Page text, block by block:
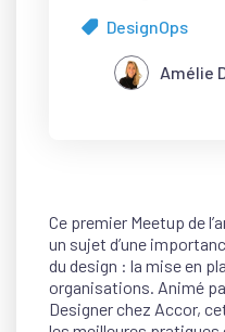
DesignOps
Amélie
Ce premier Meetup de
un sujet d’une
du design : la mise en
organisations. Animé
Designer chez Accor,